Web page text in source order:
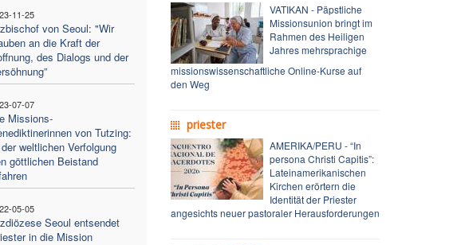
11-25
von Seoul: "Wir
an die Kraft der
des Dialogs und der
07-07
Missions-
von Tutzing:
weltlichen Verfolgung
göttlichen Beistand
05-05
Seoul entsendet
in die Mission
VATIKAN - Päpstliche
Missionsunion bringt im
Rahmen des Heiligen
Jahres mehrsprachige
missionswissenschaftliche Online-Kurse auf
den Weg
priester
AMERIKA/PERU - “In
persona Christi Capitis”:
Lateinamerikanischen
Kirchen erörtern die
Identität der Priester
angesichts neuer pastoraler Herausforderungen